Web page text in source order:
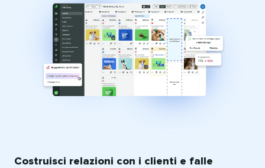
Costruisci relazioni con i clienti e falle